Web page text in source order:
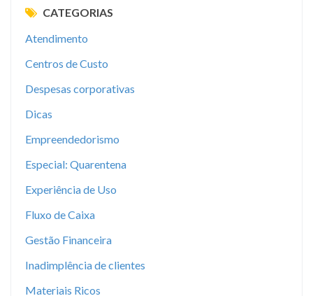
CATEGORIAS
Atendimento
Centros de Custo
Despesas corporativas
Dicas
Empreendedorismo
Especial: Quarentena
Experiência de Uso
Fluxo de Caixa
Gestão Financeira
Inadimplência de clientes
Materiais Ricos